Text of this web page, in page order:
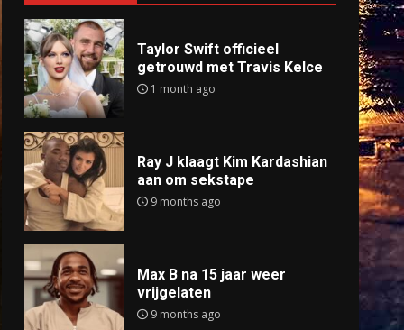
Taylor Swift officieel
getrouwd met Travis Kelce
1 month ago
Ray J klaagt Kim Kardashian
aan om sekstape
9 months ago
Max B na 15 jaar weer
vrijgelaten
9 months ago